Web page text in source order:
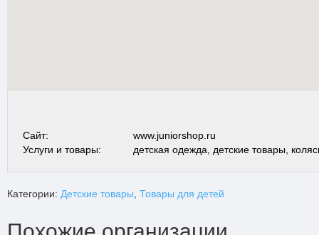
Сайт:
www.juniorshop.ru
Услуги и товары:
детская одежда, детские товары,
Категории: Детские товары Товары для детей